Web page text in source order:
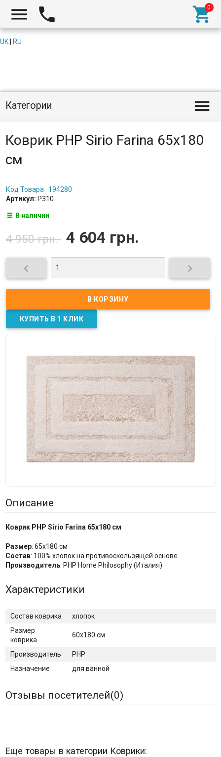
  
UK RU
Категории 
Коврик PHP Sirio Farina 65x180
см
Код Товара : 194280
Артикул: P310
В наличии
4 950 грн. 4 604 грн.
 
Описание
Коврик PHP Sirio Farina 65x180 см
Размер: 65х180 см
Состав: 100% хлопок на противоскользящей основе.
Производитель: PHP Home Philosophy (Италия)
Характеристики
Cостав коврика
хлопок
Размер
коврика
60х180 см
Производитель
PHP
Назначение
для ванной
Отзывы посетителей(0)
Еще товары в категории Коврики: